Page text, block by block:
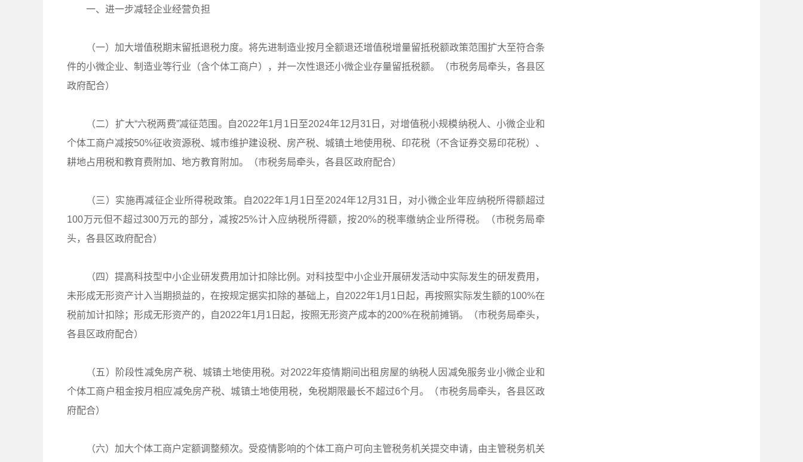
一、进一步减轻企业经营负担
（一）加大增值税期末留抵退税力度。将先进制造业按月全额退还增值税增量留抵税额政策范围扩大至符合条
件的小微企业、制造业等行业（含个体工商户），并一次性退还小微企业存量留抵税额。（市税务局牵头，各县区
政府配合）
（二）扩大“六税两费”减征范围。自2022年1月1日至2024年12月31日，对增值税小规模纳税人、小微企业和
个体工商户减按50%征收资源税、城市维护建设税、房产税、城镇土地使用税、印花税（不含证券交易印花税）、
耕地占用税和教育费附加、地方教育附加。（市税务局牵头，各县区政府配合）
（三）实施再减征企业所得税政策。自2022年1月1日至2024年12月31日，对小微企业年应纳税所得额超过
100万元但不超过300万元的部分，减按25%计入应纳税所得额，按20%的税率缴纳企业所得税。（市税务局牵
头，各县区政府配合）
（四）提高科技型中小企业研发费用加计扣除比例。对科技型中小企业开展研发活动中实际发生的研发费用，
未形成无形资产计入当期损益的，在按规定据实扣除的基础上，自2022年1月1日起，再按照实际发生额的100%在
税前加计扣除；形成无形资产的，自2022年1月1日起，按照无形资产成本的200%在税前摊销。（市税务局牵头，
各县区政府配合）
（五）阶段性减免房产税、城镇土地使用税。对2022年疫情期间出租房屋的纳税人因减免服务业小微企业和
个体工商户租金按月相应减免房产税、城镇土地使用税，免税期限最长不超过6个月。（市税务局牵头，各县区政
府配合）
（六）加大个体工商户定额调整频次。受疫情影响的个体工商户可向主管税务机关提交申请，由主管税务机关